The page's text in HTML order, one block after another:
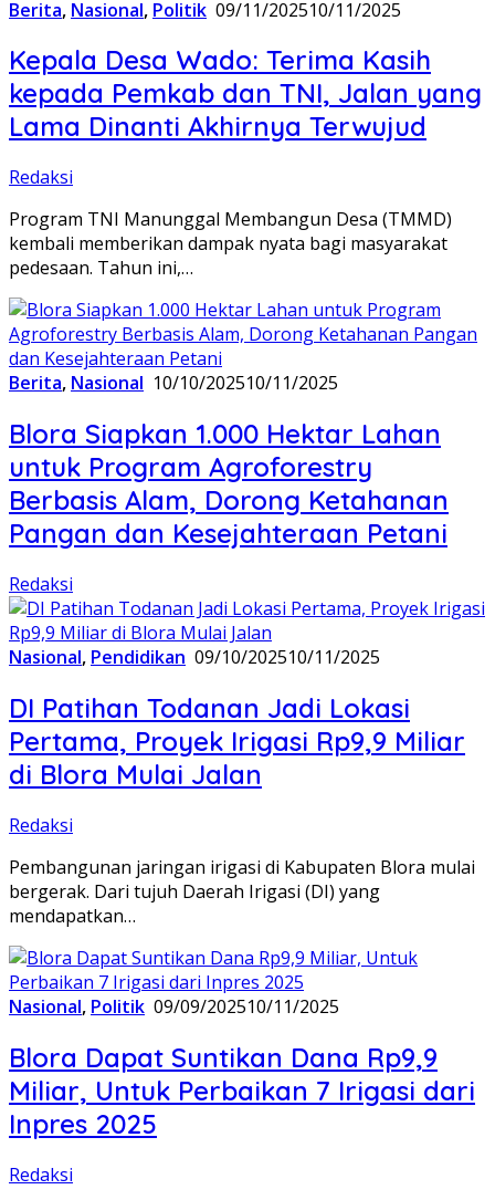
Berita, Nasional, Politik 09/11/202510/11/2025
Kepala Desa Wado: Terima Kasih
kepada Pemkab dan TNI, Jalan yang
Lama Dinanti Akhirnya Terwujud
Redaksi
Program TNI Manunggal Membangun Desa (TMMD)
kembali memberikan dampak nyata bagi masyarakat
pedesaan. Tahun ini,…
Berita, Nasional 10/10/202510/11/2025
Blora Siapkan 1.000 Hektar Lahan
untuk Program Agroforestry
Berbasis Alam, Dorong Ketahanan
Pangan dan Kesejahteraan Petani
Redaksi
Nasional, Pendidikan 09/10/202510/11/2025
DI Patihan Todanan Jadi Lokasi
Pertama, Proyek Irigasi Rp9,9 Miliar
di Blora Mulai Jalan
Redaksi
Pembangunan jaringan irigasi di Kabupaten Blora mulai
bergerak. Dari tujuh Daerah Irigasi (DI) yang
mendapatkan…
Nasional, Politik 09/09/202510/11/2025
Blora Dapat Suntikan Dana Rp9,9
Miliar, Untuk Perbaikan 7 Irigasi dari
Inpres 2025
Redaksi